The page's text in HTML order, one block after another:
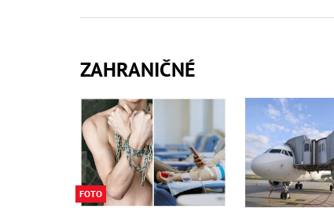
ZAHRANIČNÉ
FOTO